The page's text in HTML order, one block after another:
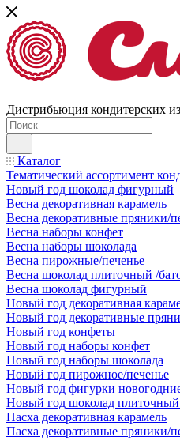
Дистрибьюция кондитерских
Каталог
Тематический ассортимент
Новый год шоколад фигурный
Весна декоративная карамель
Весна декоративные пряники/
Весна наборы конфет
Весна наборы шоколада
Весна пирожные/печенье
Весна шоколад плиточный /
Весна шоколад фигурный
Новый год декоративная
Новый год декоративные
Новый год конфеты
Новый год наборы конфет
Новый год наборы шоколада
Новый год пирожное/печенье
Новый год фигурки
Новый год шоколад плиточный
Пасха декоративная карамель
Пасха декоративные пряники/